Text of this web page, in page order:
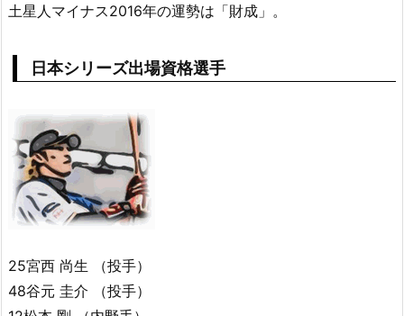
土星人マイナス2016年の運勢は「財成」。
日本シリーズ出場資格選手
25宮西 尚生 （投手）
48谷元 圭介 （投手）